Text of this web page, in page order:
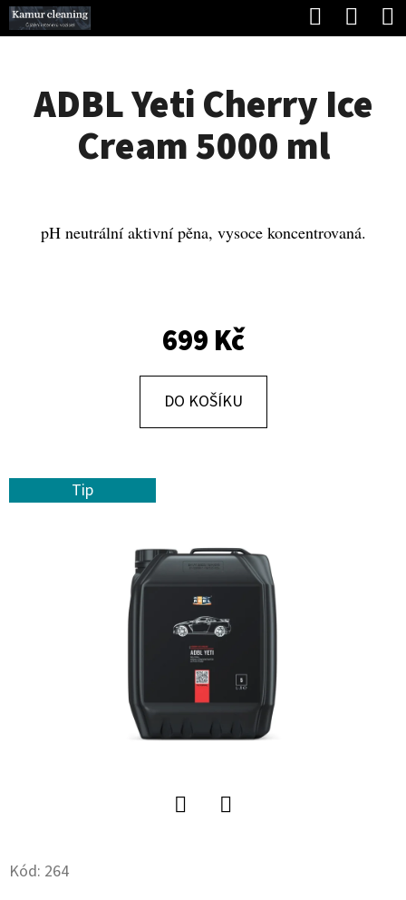
Přejít
na
Hledat
ADBL Yeti Cherry Ice
Cream 5000 ml
pH neutrální aktivní pěna, vysoce koncentrovaná.
699 Kč
DO KOŠÍKU
Tip
Kód: 264
K
O Zpět
Zpět
E
N
O